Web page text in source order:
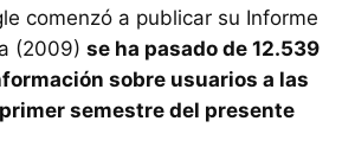
comenzó a publicar su Informe
(2009) se ha pasado de 12.539
sobre usuarios a las
semestre del presente